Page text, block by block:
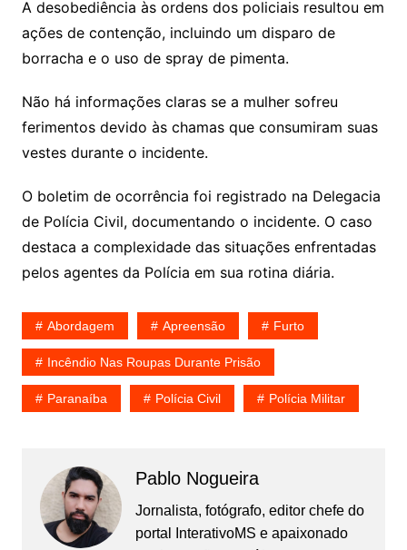
A desobediência às ordens dos policiais resultou em
ações de contenção, incluindo um disparo de
borracha e o uso de spray de pimenta.
Não há informações claras se a mulher sofreu
ferimentos devido às chamas que consumiram suas
vestes durante o incidente.
O boletim de ocorrência foi registrado na Delegacia
de Polícia Civil, documentando o incidente. O caso
destaca a complexidade das situações enfrentadas
pelos agentes da Polícia em sua rotina diária.
Abordagem Apreensão Furto
Incêndio Nas Roupas Durante Prisão
Paranaíba Polícia Civil Polícia Militar
Pablo Nogueira
Jornalista, fotógrafo, editor chefe do
portal InterativoMS e apaixonado